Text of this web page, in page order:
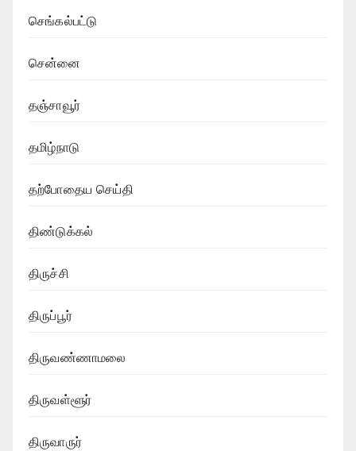
செங்கல்பட்டு
சென்னை
தஞ்சாவூர்
தமிழ்நாடு
தற்போதைய செய்தி
திண்டுக்கல்
திருச்சி
திருப்பூர்
திருவண்ணாமலை
திருவள்ளூர்
திருவாருர்